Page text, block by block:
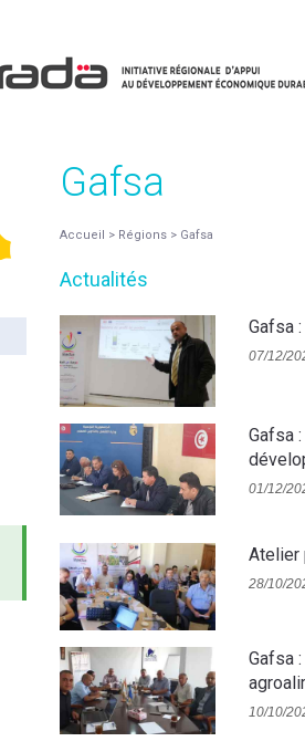
Gafsa
Accueil > Régions > Gafsa
Actualités
Gafsa
07/12/
Gafsa
01/12/
Atelier
28/10/
Gafsa
10/10/